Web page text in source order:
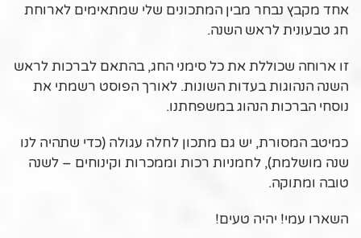
אחד מקבץ נבחר מבין המתכונים שלי שמתאימים לארוחת
חג טבעונית לראש השנה.
זו ארוחה שכוללת את כל סימני החג, בהתאם לברכות לראש
השנה הנהוגות בעדות השונות. לאורך הפוסט רשמתי את
נוסחי הברכות הנהוג במשפחתנו.
כמיטב המסורת, יש גם מתכון לחלה עגולה (כדי שתהיה לנו
שנה מושלמת), לחמניות רכות וממכרות וקינוחים – לשנה
טובה ומתוקה.
השארו עמי! יהיה טעים!